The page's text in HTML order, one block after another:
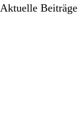
Aktuelle Beiträge